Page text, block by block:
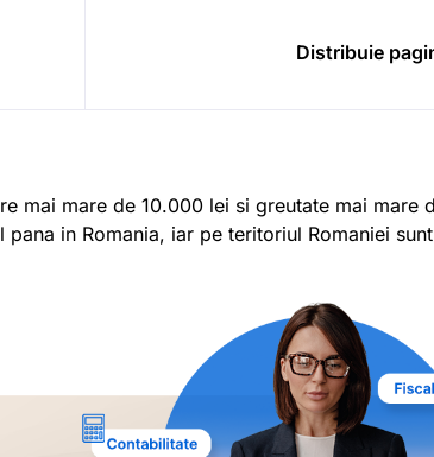
Distribuie
mai mare de 10.000 lei si greutate mai mare
in Romania, iar pe teritoriul Romaniei